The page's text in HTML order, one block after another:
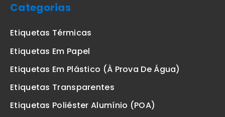
Categorias
Etiquetas Térmicas
Etiquetas Em Papel
Etiquetas Em Plástico (à Prova De Água)
Etiquetas Transparentes
Etiquetas Poliéster Alumínio (POA)